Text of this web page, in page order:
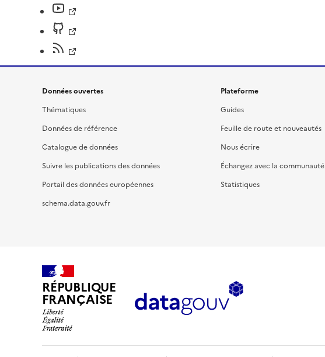
Données ouvertes
Thématiques
Données de référence
Catalogue de données
Suivre les publications des données
Portail des données européennes
schema.data.gouv.fr
Plateforme
Guides
Feuille de route et nouveautés
Nous écrire
Échangez avec la communauté
Statistiques
RÉPUBLIQUE
FRANÇAISE